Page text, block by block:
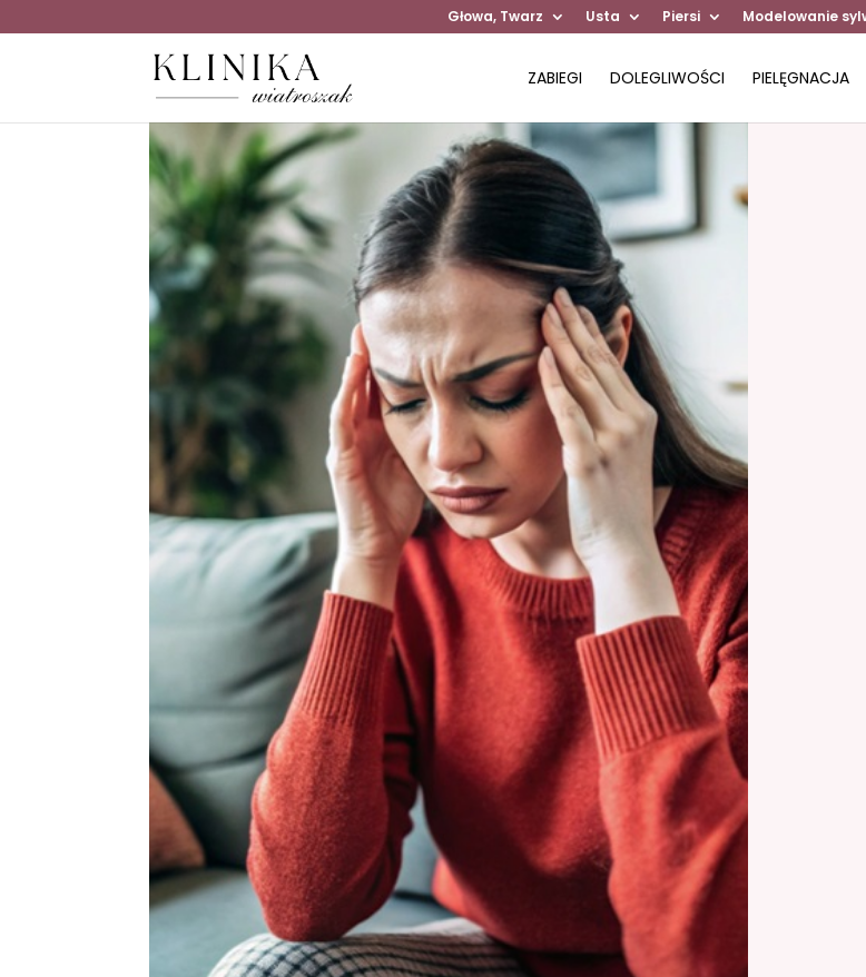
Głowa, Twarz Usta Piersi Modelowanie
ZABIEGI DOLEGLIWOŚCI PIELĘGNACJA